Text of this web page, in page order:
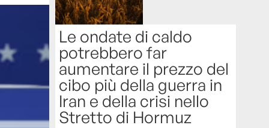
Le ondate di caldo
potrebbero far
aumentare il prezzo del
cibo più della guerra in
Iran e della crisi nello
Stretto di Hormuz